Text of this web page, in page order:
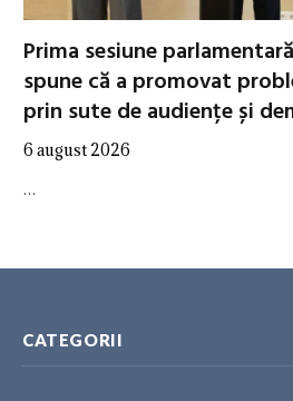
Prima sesiune
spune că a promovat
prin sute de audiențe și
6 august 2026
…
CATEGORII